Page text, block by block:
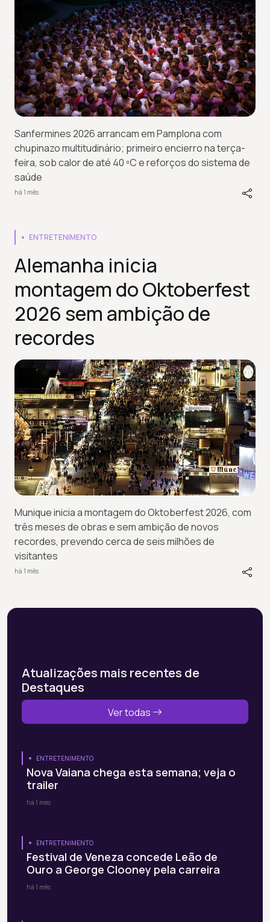
Sanfermines 2026 arrancam em Pamplona com
chupinazo multitudinário; primeiro encierro na terça-
feira, sob calor de até 40 ºC e reforços do sistema de
saúde
há 1 mês
ENTRETENIMENTO
Alemanha inicia
montagem do Oktoberfest
2026 sem ambição de
recordes
Munique inicia a montagem do Oktoberfest 2026, com
três meses de obras e sem ambição de novos
recordes, prevendo cerca de seis milhões de
visitantes
há 1 mês
Atualizações mais recentes de
Destaques
Ver todas
ENTRETENIMENTO
Nova Vaiana chega esta semana; veja o
trailer
há 1 mês
ENTRETENIMENTO
Festival de Veneza concede Leão de
Ouro a George Clooney pela carreira
há 1 mês